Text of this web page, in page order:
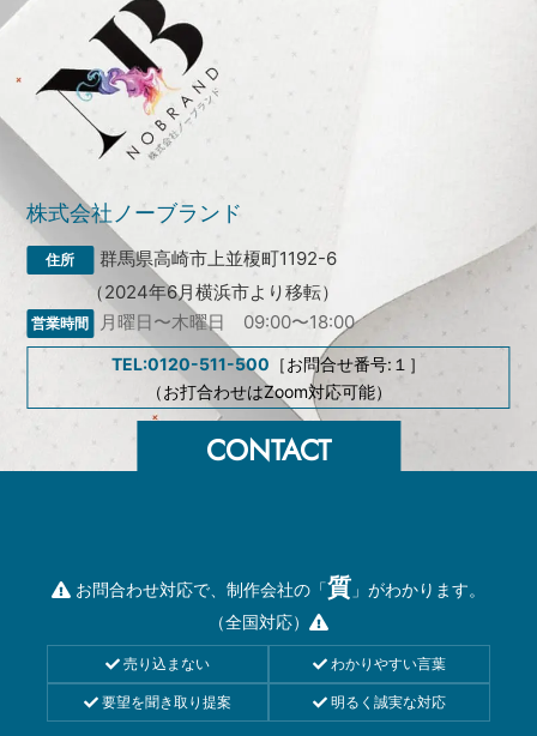
株式会社ノーブランド
群馬県高崎市上並榎町1192-6
（2024年6月横浜市より移転）
月曜日〜木曜日 09:00〜18:00
TEL:0120-511-500 ［お問合せ番号:１］
（お打合わせはZoom対応可能）
お問合わせ対応で、制作会社の「質 」がわかります。
（全国対応）
売り込まない わかりやすい言葉
要望を聞き取り提案 明るく誠実な対応